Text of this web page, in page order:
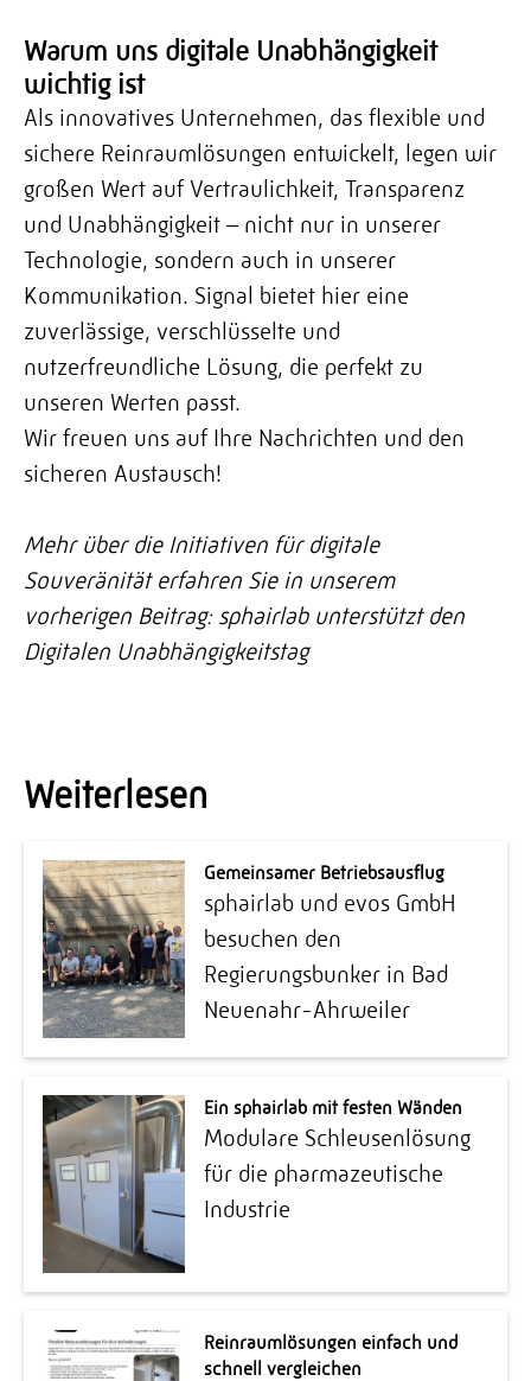
Warum uns digitale Unabhängigkeit
wichtig ist
Als innovatives Unternehmen, das flexible und
sichere Reinraumlösungen entwickelt, legen wir
großen Wert auf Vertraulichkeit, Transparenz
und Unabhängigkeit – nicht nur in unserer
Technologie, sondern auch in unserer
Kommunikation. Signal bietet hier eine
zuverlässige, verschlüsselte und
nutzerfreundliche Lösung, die perfekt zu
unseren Werten passt.
Wir freuen uns auf Ihre Nachrichten und den
sicheren Austausch!
Mehr über die Initiativen für digitale
Souveränität erfahren Sie in unserem
vorherigen Beitrag: sphairlab unterstützt den
Digitalen Unabhängigkeitstag
Weiterlesen
Gemeinsamer Betriebsausflug
sphairlab und evos GmbH
besuchen den
Regierungsbunker in Bad
Neuenahr-Ahrweiler
Ein sphairlab mit festen Wänden
Modulare Schleusenlösung
für die pharmazeutische
Industrie
Reinraumlösungen einfach und
schnell vergleichen